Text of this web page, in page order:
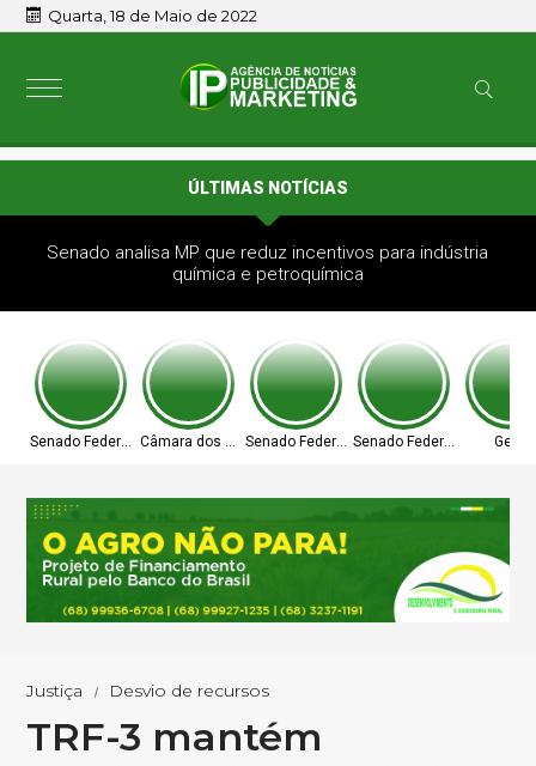
Quarta, 18 de Maio de 2022
ÚLTIMAS NOTÍCIAS
Senado analisa MP que reduz incentivos para indústria
química e petroquímica
Senado Federal Câmara dos DeputadosSenado Federal Senado Federal Geral
Justiça Desvio de recursos
TRF-3 mantém